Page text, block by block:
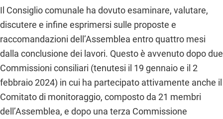
Il Consiglio comunale ha dovuto esaminare, valutare,
discutere e infine esprimersi sulle proposte e
raccomandazioni dell’Assemblea entro quattro mesi
dalla conclusione dei lavori. Questo è avvenuto dopo due
Commissioni consiliari (tenutesi il 19 gennaio e il 2
febbraio 2024) in cui ha partecipato attivamente anche il
Comitato di monitoraggio, composto da 21 membri
dell’Assemblea, e dopo una terza Commissione